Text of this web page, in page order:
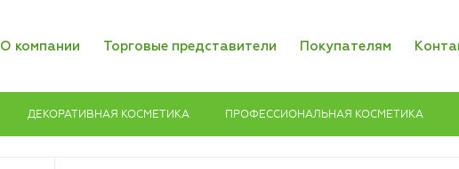
О компании Торговые представители Покупателям
ДЕКОРАТИВНАЯ КОСМЕТИКА ПРОФЕССИОНАЛЬНАЯ КОСМЕТИКА